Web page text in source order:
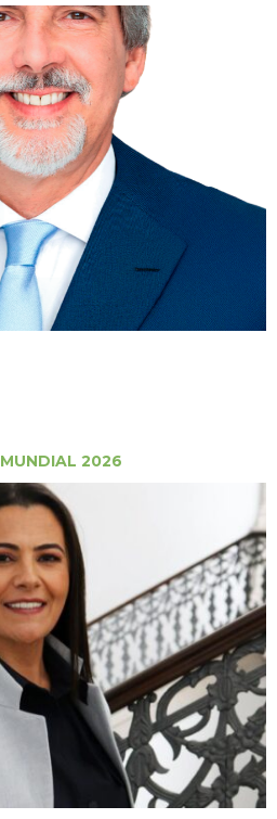
MUNDIAL 2026